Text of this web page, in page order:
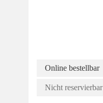
Online bestellbar
Nicht reservierbar